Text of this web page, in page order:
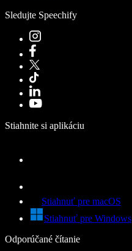
Sledujte Speechify
Stiahnite si aplikáciu
Stiahnuť pre macOS
Stiahnuť pre Windows
Odporúčané čítanie